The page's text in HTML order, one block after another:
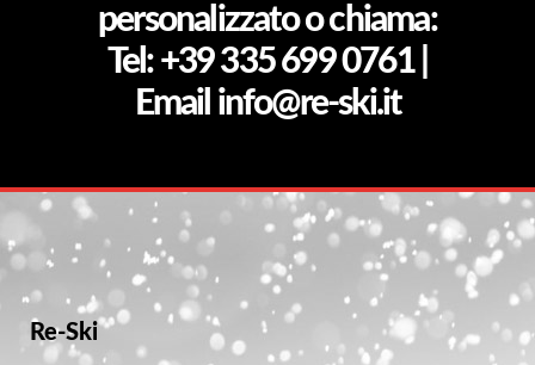
personalizzato o chiama:
Tel: +39 335 699 0761 |
Email info@re-ski.it
Re-Ski